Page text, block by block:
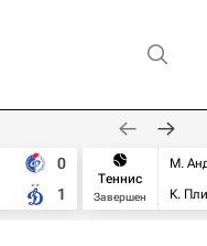
0
1
Теннис
Завершен
М.
К.